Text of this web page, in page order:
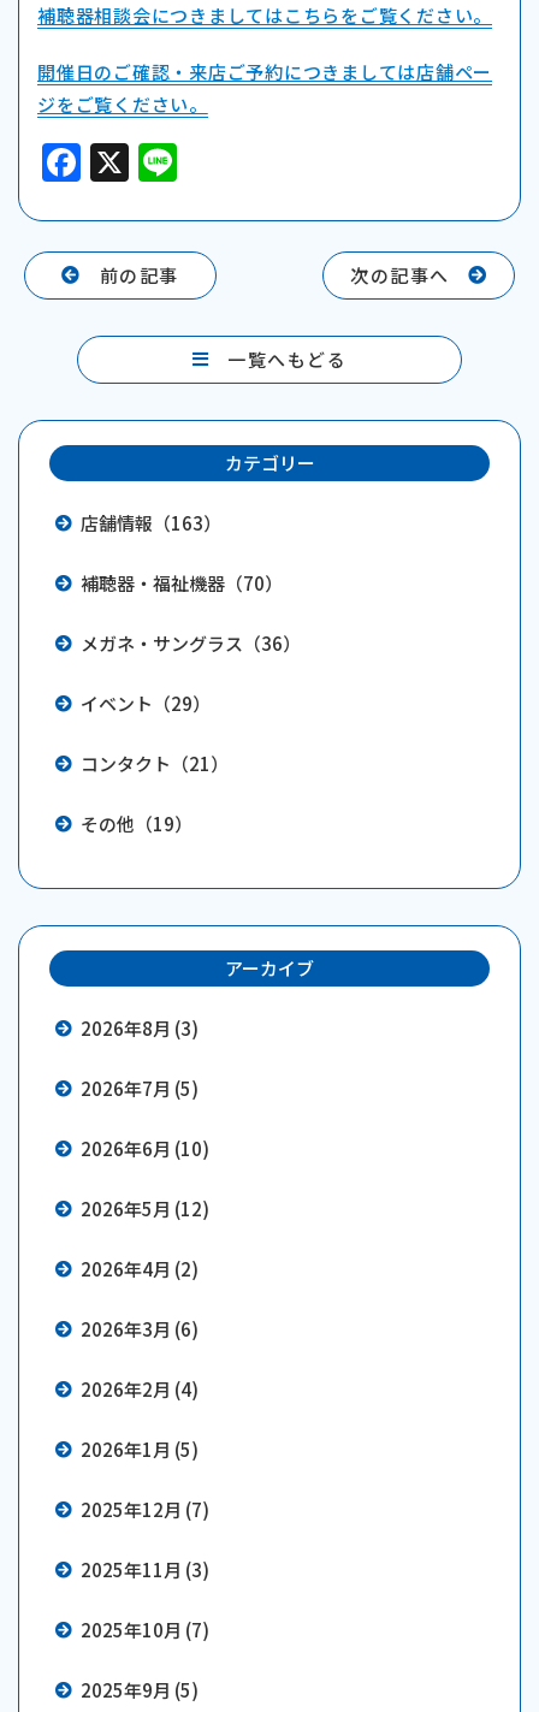
補聴器相談会につきましてはこちらをご覧ください。
開催日のご確認・来店ご予約につきましては店舗ペー
ジをご覧ください。
F
a
c
e
b
o
o
k
X
e
前の記事
一覧へもどる
次の記事へ
カテゴリー
店舗情報（163）
補聴器・福祉機器（70）
メガネ・サングラス（36）
イベント（29）
コンタクト（21）
その他（19）
アーカイブ
2026年8月 (3)
2026年7月 (5)
2026年6月 (10)
2026年5月 (12)
2026年4月 (2)
2026年3月 (6)
2026年2月 (4)
2026年1月 (5)
2025年12月 (7)
2025年11月 (3)
2025年10月 (7)
2025年9月 (5)